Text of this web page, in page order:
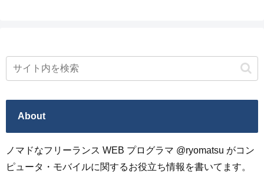
About
ノマドなフリーランス WEB プログラマ @ryomatsu がコン
ピュータ・モバイルに関するお役立ち情報を書いてます。